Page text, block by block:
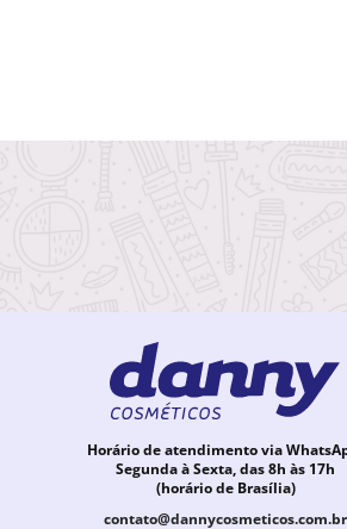
Horário de atendimento via
Segunda à Sexta, das 8h às 17h
(horário de Brasília)
contato@dannycosmeticos.com.br